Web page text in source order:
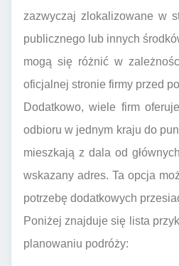
zazwyczaj zlokalizowane w
publicznego lub innych
mogą się różnić w
oficjalnej stronie firmy przed
Dodatkowo, wiele firm
odbioru w jednym kraju do
mieszkają z dala od
wskazany adres. Ta opcja
potrzebę dodatkowych
Poniżej znajduje się lista
planowaniu podróży: